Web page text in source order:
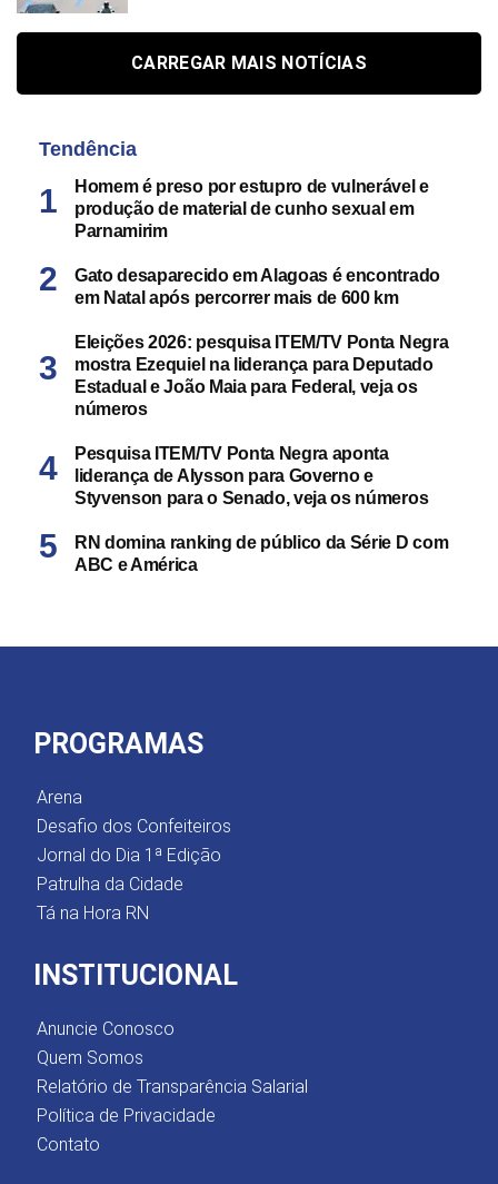
CARREGAR MAIS NOTÍCIAS
Tendência
Homem é preso por estupro de vulnerável e
produção de material de cunho sexual em
Parnamirim
Gato desaparecido em Alagoas é encontrado
em Natal após percorrer mais de 600 km
Eleições 2026: pesquisa ITEM/TV Ponta Negra
mostra Ezequiel na liderança para Deputado
Estadual e João Maia para Federal, veja os
números
Pesquisa ITEM/TV Ponta Negra aponta
liderança de Alysson para Governo e
Styvenson para o Senado, veja os números
RN domina ranking de público da Série D com
ABC e América
PROGRAMAS
Arena
Desafio dos Confeiteiros
Jornal do Dia 1ª Edição
Patrulha da Cidade
Tá na Hora RN
INSTITUCIONAL
Anuncie Conosco
Quem Somos
Relatório de Transparência Salarial
Política de Privacidade
Contato